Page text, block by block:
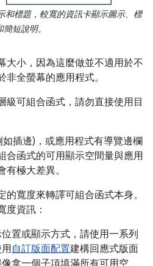
和標題，較寬的資訊卡顯示圖示、標
簡短說明。
大小，因為這麼做並不適用於不
全螢幕的應用程式。
級可組合函式，請勿直接使用目
插邊)，或應用程式有導覽邊欄
合函式的可用顯示空間量與應用
極大差異。
寬度來轉譯可組合函式本身。
度資訊：
置或顯示方式 ，請使用一系列
自訂版面配置建構回應式版面